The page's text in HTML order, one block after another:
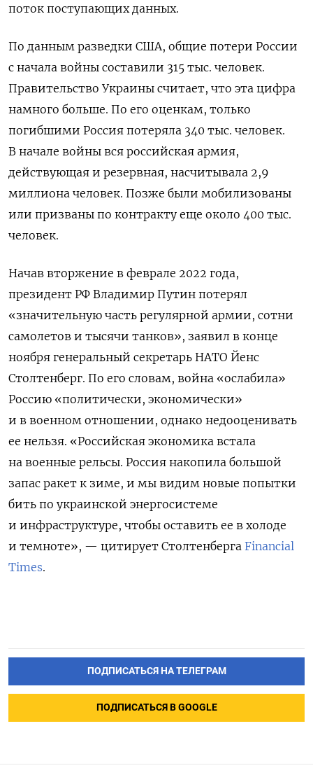
поток поступающих данных.
По данным разведки США, общие потери России
с начала войны составили 315 тыс. человек.
Правительство Украины считает, что эта цифра
намного больше. По его оценкам, только
погибшими Россия потеряла 340 тыс. человек.
В начале войны вся российская армия,
действующая и резервная, насчитывала 2,9
миллиона человек. Позже были мобилизованы
или призваны по контракту еще около 400 тыс.
человек.
Начав вторжение в феврале 2022 года,
президент РФ Владимир Путин потерял
«значительную часть регулярной армии, сотни
самолетов и тысячи танков», заявил в конце
ноября генеральный секретарь НАТО Йенс
Столтенберг. По его словам, война «ослабила»
Россию «политически, экономически»
и в военном отношении, однако недооценивать
ее нельзя. «Российская экономика встала
на военные рельсы. Россия накопила большой
запас ракет к зиме, и мы видим новые попытки
бить по украинской энергосистеме
и инфраструктуре, чтобы оставить ее в холоде
и темноте», — цитирует Столтенберга Financial
Times.
ПОДПИСАТЬСЯ НА ТЕЛЕГРАМ
ПОДПИСАТЬСЯ В GOOGLE